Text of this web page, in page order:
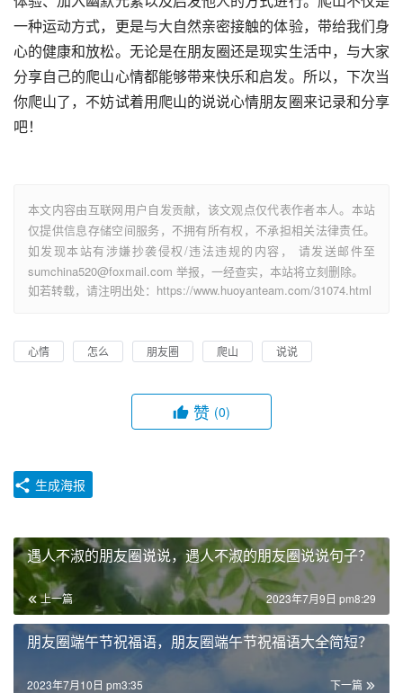
一种运动方式，更是与大自然亲密接触的体验，带给我们身
心的健康和放松。无论是在朋友圈还是现实生活中，与大家
分享自己的爬山心情都能够带来快乐和启发。所以，下次当
你爬山了，不妨试着用爬山的说说心情朋友圈来记录和分享
吧！
本文内容由互联网用户自发贡献，该文观点仅代表作者本人。本站
仅提供信息存储空间服务，不拥有所有权，不承担相关法律责任。
如发现本站有涉嫌抄袭侵权/违法违规的内容， 请发送邮件至
sumchina520@foxmail.com 举报，一经查实，本站将立刻删除。
如若转载，请注明出处：https://www.huoyanteam.com/31074.html
心情 怎么 朋友圈 爬山 说说
赞 (0)
生成海报
遇人不淑的朋友圈说说，遇人不淑的朋友圈说说句子？
上一篇 2023年7月9日 pm8:29
朋友圈端午节祝福语，朋友圈端午节祝福语大全简短？
下一篇
2023年7月10日 pm3:35